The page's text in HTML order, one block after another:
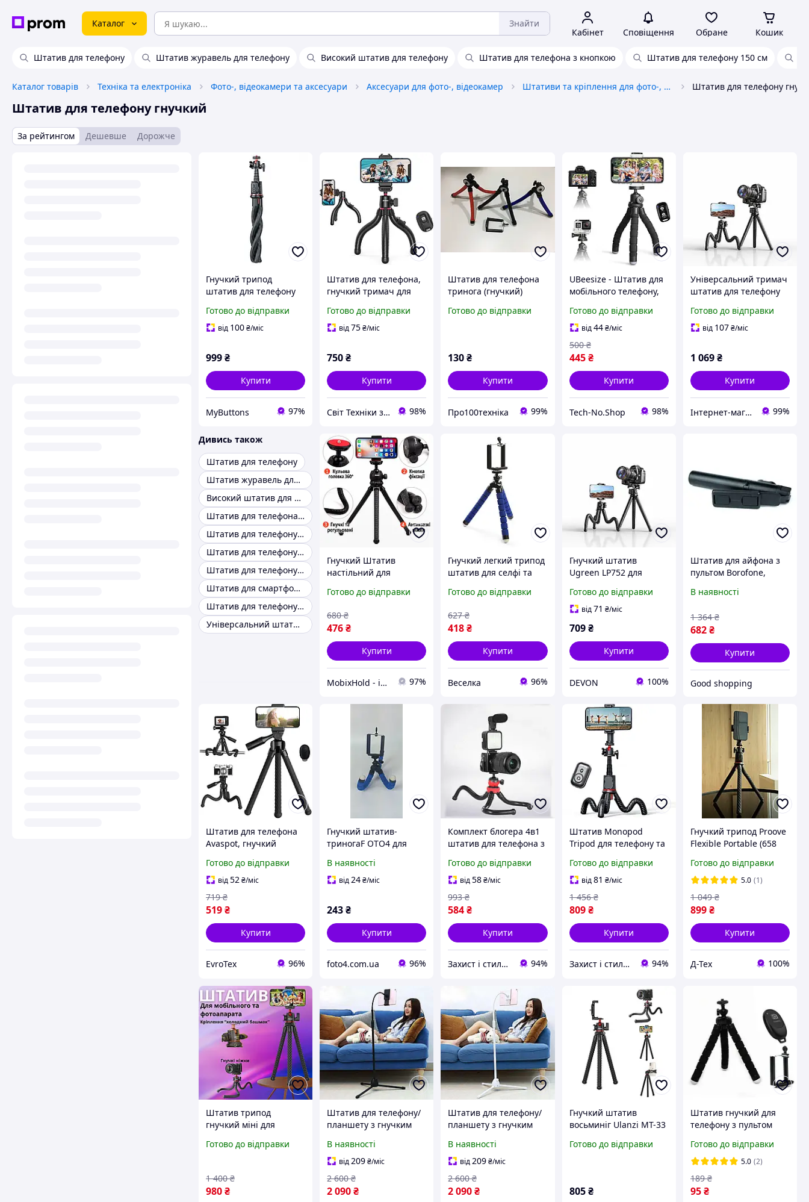
Каталог Знайти
Кабінет Сповіщення Обране Кошик
Штатив для телефону Штатив журавель для телефону Високий штатив для телефону Штатив для телефона з кнопкою Штатив для телефону 150 см
Каталог товарів Техніка та електроніка Фото-, відеокамери та аксесуари Аксесуари для фото-, відеокамер Штативи та кріплення для фото-, відеотехніки Штатив для телефону
Штатив для телефону гнучкий
За рейтингом Дешевше Дорожче
Гнучкий трипод
штатив для телефону
Flexible Portable з
пультом дистанційного
Готово до відправки
від 100₴/міс
999₴
Купити
MyButtons 97%
Штатив для телефона,
гнучкий тримач для
Anozer з бездротовим
пультом, Amazon,
Готово до відправки
від75₴/міс
750₴
Купити
Свiт Технiки з Європи 98%
Штатив для телефона
тринога (гнучкий)
Готово до відправки
130₴
Купити
Про100техніка 99%
UBeesize - Штатив для
мобільного телефону,
керування Bluetooth,
обертається на 360
Готово до відправки
від44 ₴/міс
445 ₴
500 ₴
Купити
Tech-No.Shop 98%
Універсальний тримач
штатив для телефону
кронштейном (LP752)
Готово до відправки
від 107₴/міс
1 069₴
Купити
Інтернет-магазин електроніки та аксесуарів "Ugreen Україна" 99%
Дивись також
Штатив для телефону
Штатив журавель для телефону
Високий штатив для телефону
Штатив для телефона з кнопкою
Штатив для телефону 150 см
Штатив для телефону вертикальний
Штатив для телефону маленький
Штатив для смартфонів
Штатив для телефону 160 см
Універсальний штатив для телефону
Гнучкий Штатив
настільний для
ніжках мініштатив
Готово до відправки
476₴
680 ₴
Купити
MobixHold - інтернет-магазин сучасних гаджетів і корисних аксесуарів 97%
Гнучкий легкий трипод
штатив для селфі та
130 г для мобільних
FLAME
Готово до відправки
418₴
627 ₴
Купити
Веселка 96%
Гнучкий штатив
Ugreen LP752 для
см 360° Чорний
Готово до відправки
від71 ₴/міс
709 ₴
Купити
DEVON 100%
Штатив для айфона з
пультом Borofone,
телефона, Гнучкий
для айфона, XMU
В наявності
682₴
1 364 ₴
Купити
Good shopping
Штатив для телефона
Avaspot, гнучкий
бездротовим пультом
дистанційного
Готово до відправки
від52 ₴/міс
519₴
719 ₴
Купити
EvroTex 96%
Гнучкий штатив-
триногаF OTO4 для
пультом SB0146
В наявності
від24₴/міс
243₴
Купити
foto4.com.ua 96%
Комплект блогера 4в1
штатив для телефона з
гнучкий восьминіг
чорний 360 розбірний
Готово до відправки
від58₴/міс
584₴
993 ₴
Купити
Захист і стиль — в одному магазині 94%
Штатив Monopod
Tripod для телефону та
телескопічний з
Bluetooth пультом
керування
Готово до відправки
від81 ₴/міс
809 ₴
1 456 ₴
Купити
Захист і стиль — в одному магазині 94%
Гнучкий трипод Proove
Flexible Portable (658
штатив для зйомки на
телефон з Bluetooth
Готово до відправки
5.0 (1)
899₴
1 049 ₴
Купити
Д-Тех 100%
Штатив трипод
гнучкий міні для
фотоапарата з
башмак зручний
якісний Ulanzi
Готово до відправки
980₴
1 400 ₴
Штатив для телефону/
планшету з гнучким
170см
В наявності
від209₴/міс
2 090₴
2 600 ₴
Штатив для телефону/
планшету з гнучким
170см
В наявності
від209₴/міс
2 090₴
2 600 ₴
Гнучкий штатив
восьминіг Ulanzi MT-33
телефону та холодним
Готово до відправки
805 ₴
Штатив гнучкий для
телефону з пультом
Готово до відправки
5.0 (2)
95₴
189 ₴